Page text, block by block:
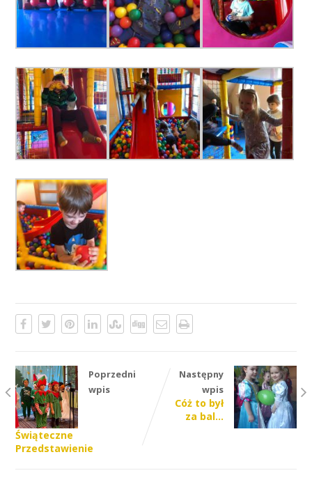
Poprzedni
wpis
Świąteczne
Przedstawienie
Następny
wpis
Cóż to był
za bal…